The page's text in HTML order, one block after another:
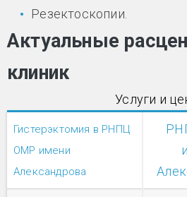
Резектоскопии.
Актуальные
клиник
Услуги и
Гистерэктомия в РНПЦ
ОМР имени
Александрова